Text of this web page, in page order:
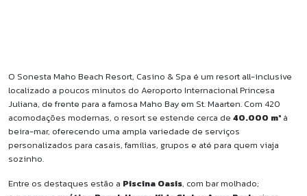
O Sonesta Maho Beach Resort, Casino & Spa é um resort all-inclusive
localizado a poucos minutos do Aeroporto Internacional Princesa
Juliana, de frente para a famosa Maho Bay em St. Maarten. Com 420
acomodações modernas, o resort se estende cerca de 40.000 m² à
beira-mar, oferecendo uma ampla variedade de serviços
personalizados para casais, famílias, grupos e até para quem viaja
sozinho.
Entre os destaques estão a Piscina Oasis, com bar molhado;